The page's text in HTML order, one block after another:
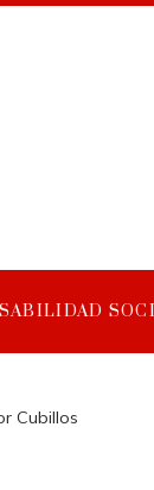
Cubillos